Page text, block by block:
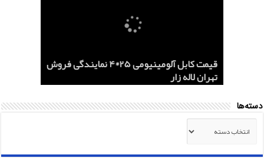
قیمت کابل آلومینیومی 25*4 نمایندگی فروش
تهران لاله زار
هادی آلومینیومی هوایی 50*1 AAC و AAAC
صادرات ماهان کابل
هادی هوایی آلومینیومی AAC و ACSR
صادرات به عراق + ماهان کابل امیر
کابل اردستان 2.5*3 لاستیکی نسوز لیست
قیمت روز
کابل 1.5*2 لاستیکی اردستان مرکز خرید
دسته‌ها